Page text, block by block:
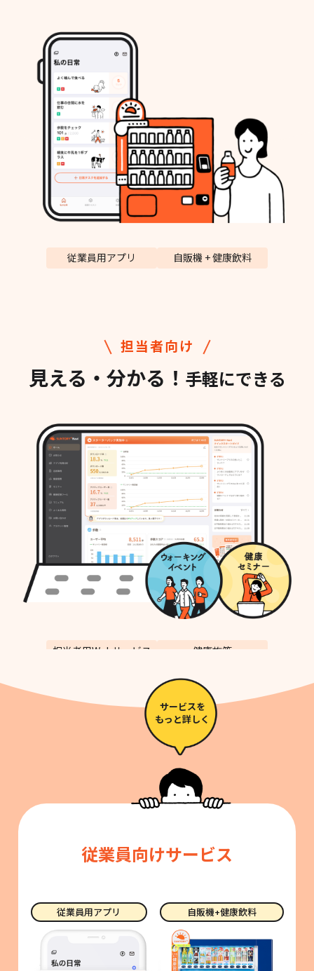
従業員用アプリ 自販機 + 健康飲料
担当者向け
見える・分かる！ 手軽にできる
担当者用Webサービス 健康施策
サービスを
もっと詳しく
従業員向けサービス
従業員用アプリ 自販機+健康飲料